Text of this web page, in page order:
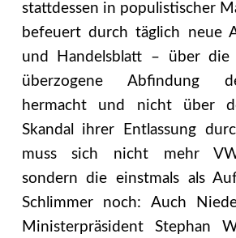
stattdessen in populistischer
befeuert durch täglich neue
und Handelsblatt – über die
überzogene Abfindung
hermacht und nicht über
Skandal ihrer Entlassung
muss sich nicht mehr
sondern die einstmals als
Schlimmer noch: Auch
Ministerpräsident Stephan